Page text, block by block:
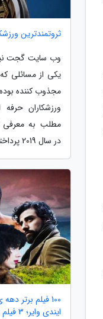
ثروتمندترین
وب سایت گجت
یکی از مسائلی
مجذوب کننده
ورزشکاران
مطلب به معرفی
در سال 2019 پرداخته ایم.
100 فیلم برتر
ایندی وایر؛ 3 فیلم ایرانی در فهرست است